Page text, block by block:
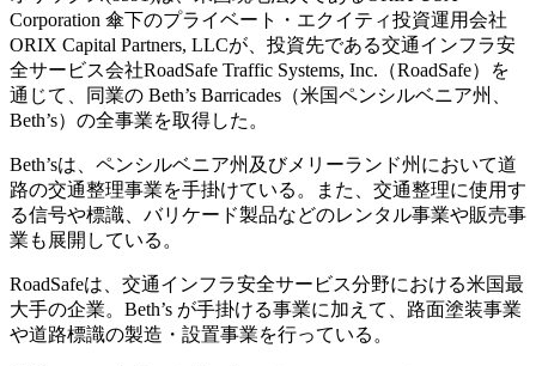
Corporation 傘下のプライベート・エクイティ投資運用会社
ORIX Capital Partners, LLCが、投資先である交通インフラ安
全サービス会社RoadSafe Traffic Systems, Inc.（RoadSafe）を
通じて、同業の Beth’s Barricades（米国ペンシルベニア州、
Beth’s）の全事業を取得した。
Beth’sは、ペンシルベニア州及びメリーランド州において道
路の交通整理事業を手掛けている。また、交通整理に使用す
る信号や標識、バリケード製品などのレンタル事業や販売事
業も展開している。
RoadSafeは、交通インフラ安全サービス分野における米国最
大手の企業。Beth’s が手掛ける事業に加えて、路面塗装事業
や道路標識の製造・設置事業を行っている。